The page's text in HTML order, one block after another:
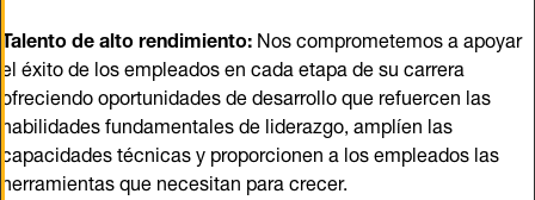
Talento de alto rendimiento:Nos comprometemos a apoyar
el éxito de los empleados en cada etapa de su carrera
ofreciendo oportunidades de desarrollo que refuercen las
habilidades fundamentales de liderazgo, amplíen las
capacidades técnicas y proporcionen a los empleados las
herramientas que necesitan para crecer.